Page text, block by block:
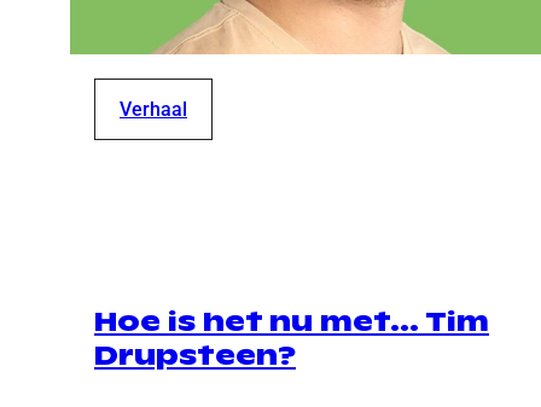
Verhaal
Hoe is het nu met… Tim
Drupsteen?